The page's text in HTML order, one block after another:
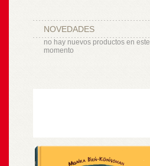
NOVEDADES
no hay nuevos productos en este
momento